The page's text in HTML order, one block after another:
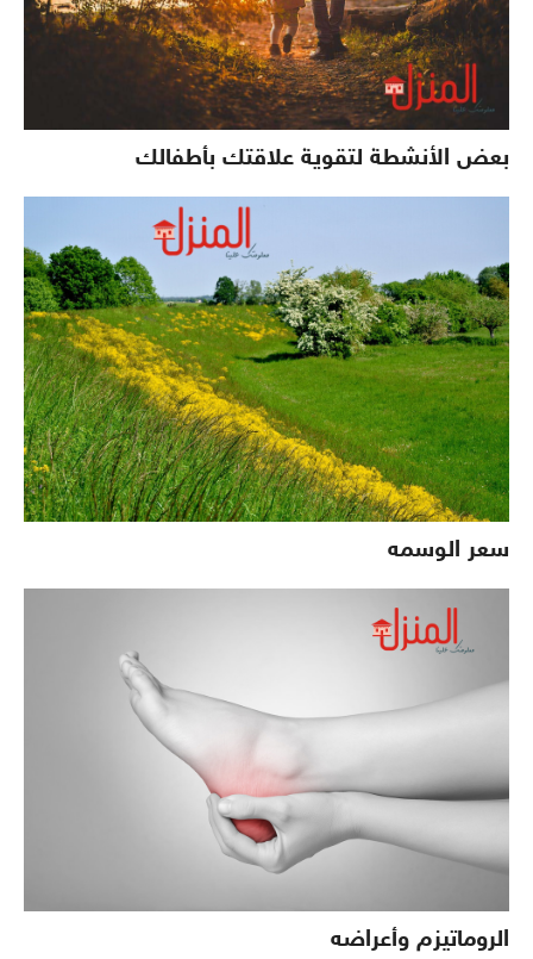
بعض الأنشطة لتقوية علاقتك بأطفالك
سعر الوسمه
الروماتيزم وأعراضه